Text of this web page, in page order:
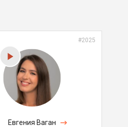
#2025
Евгения Ваган